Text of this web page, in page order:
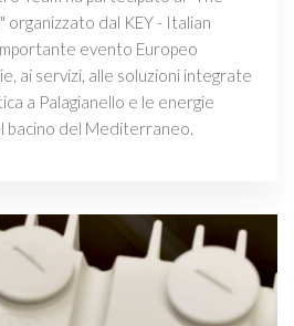
organizzato dal KEY - Italian
evento Europeo
ai servizi, alle soluzioni integrate
a Palagianello e le energie
bacino del Mediterraneo.